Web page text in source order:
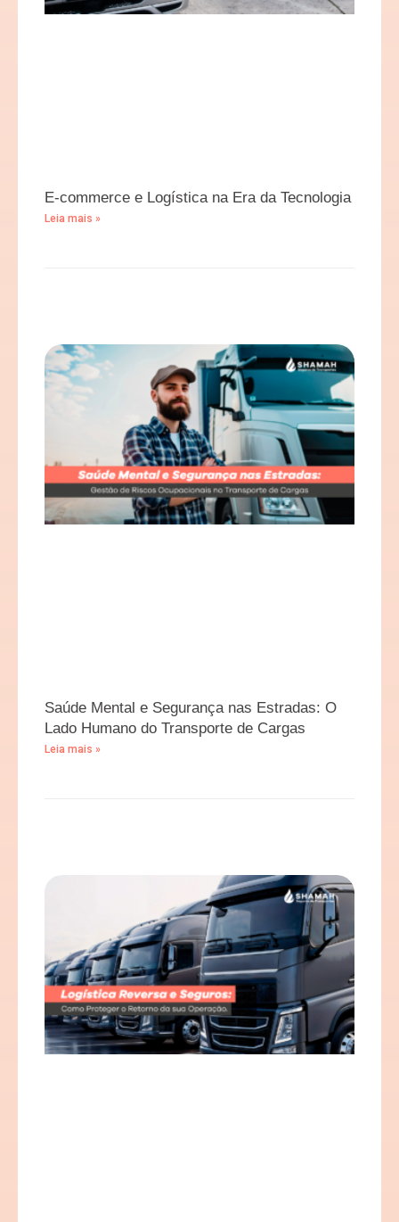
E-commerce e Logística na Era da Tecnologia
Leia mais »
Saúde Mental e Segurança nas Estradas: O
Lado Humano do Transporte de Cargas
Leia mais »